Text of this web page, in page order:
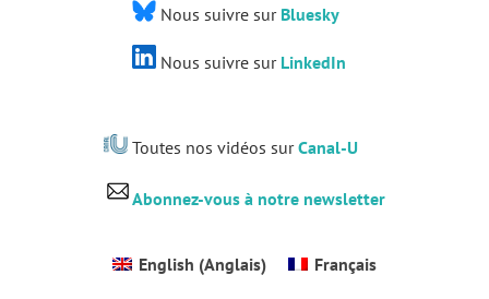
Nous suivre sur Bluesky
Nous suivre sur LinkedIn
Toutes nos vidéos surCanal-U
Abonnez-vous à notre newsletter
English (Anglais) Français